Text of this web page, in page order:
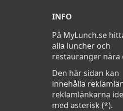
INFO
På MyLunch.se
alla luncher och
restauranger nära
Den här sidan kan
innehålla
reklamlänkarna
med asterisk (*).